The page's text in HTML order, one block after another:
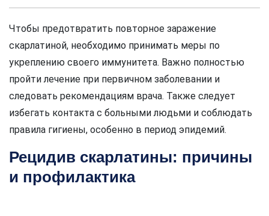
Чтобы предотвратить повторное заражение
скарлатиной, необходимо принимать меры по
укреплению своего иммунитета. Важно полностью
пройти лечение при первичном заболевании и
следовать рекомендациям врача. Также следует
избегать контакта с больными людьми и соблюдать
правила гигиены, особенно в период эпидемий.
Рецидив скарлатины: причины
и профилактика